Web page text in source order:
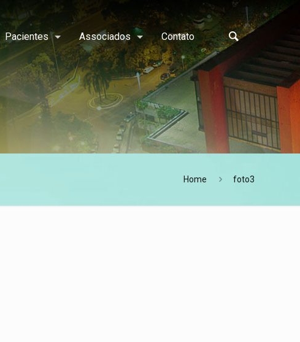
Pacientes Associados Contato
Home foto3